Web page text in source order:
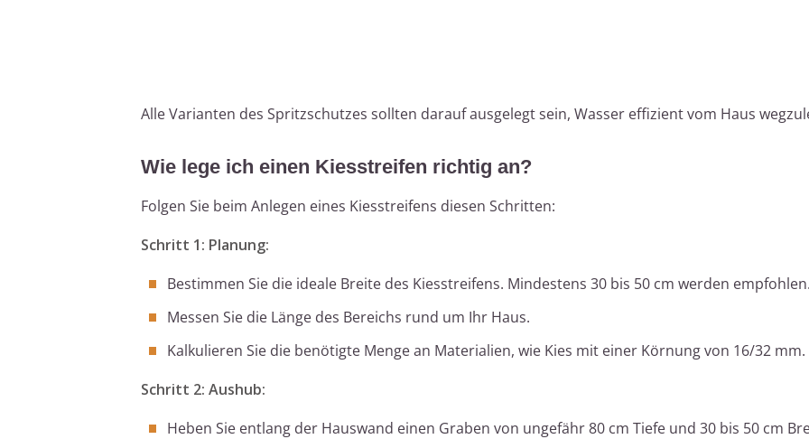
Alle Varianten des Spritzschutzes sollten darauf ausgelegt sein, Wasser effizient vom Haus
Wie lege ich einen Kiesstreifen richtig an?
Folgen Sie beim Anlegen eines Kiesstreifens diesen Schritten:
Schritt 1: Planung:
Bestimmen Sie die ideale Breite des Kiesstreifens. Mindestens 30 bis 50 cm werden empfohlen.
Messen Sie die Länge des Bereichs rund um Ihr Haus.
Kalkulieren Sie die benötigte Menge an Materialien, wie Kies mit einer Körnung von 16/32 mm.
Schritt 2: Aushub:
Heben Sie entlang der Hauswand einen Graben von ungefähr 80 cm Tiefe und 30 bis 50 cm